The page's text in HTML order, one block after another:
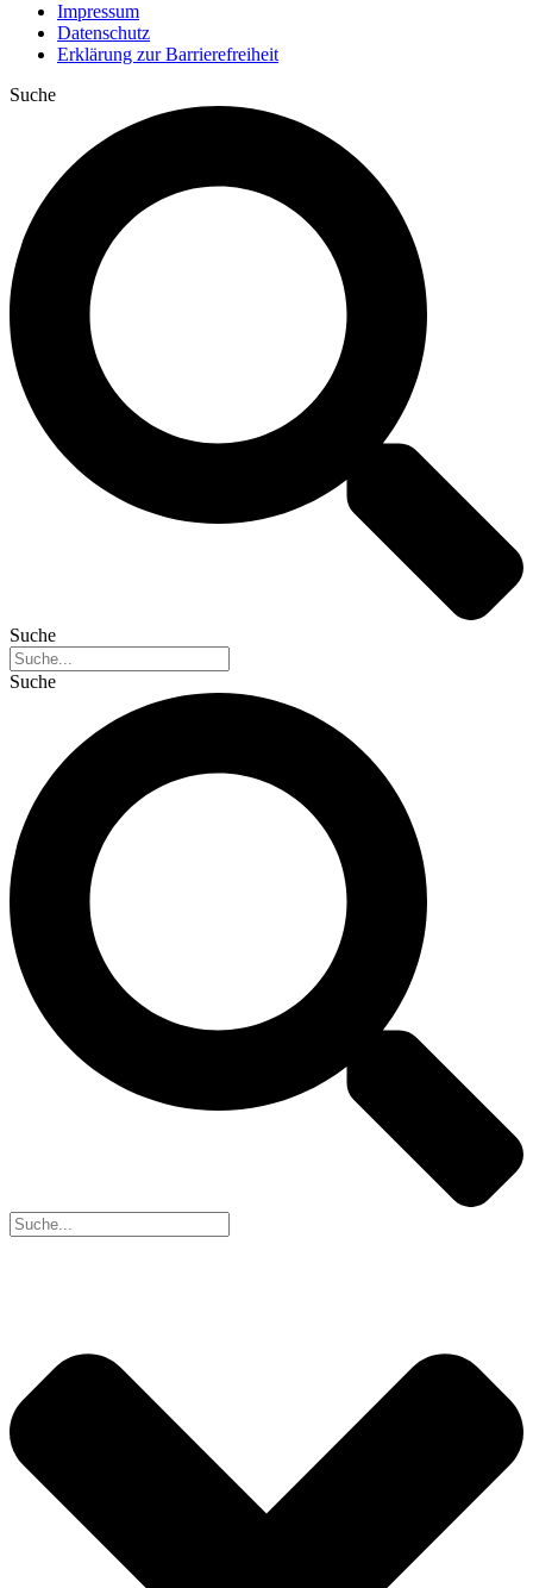
Impressum
Datenschutz
Erklärung zur Barrierefreiheit
Suche
Suche
Suche